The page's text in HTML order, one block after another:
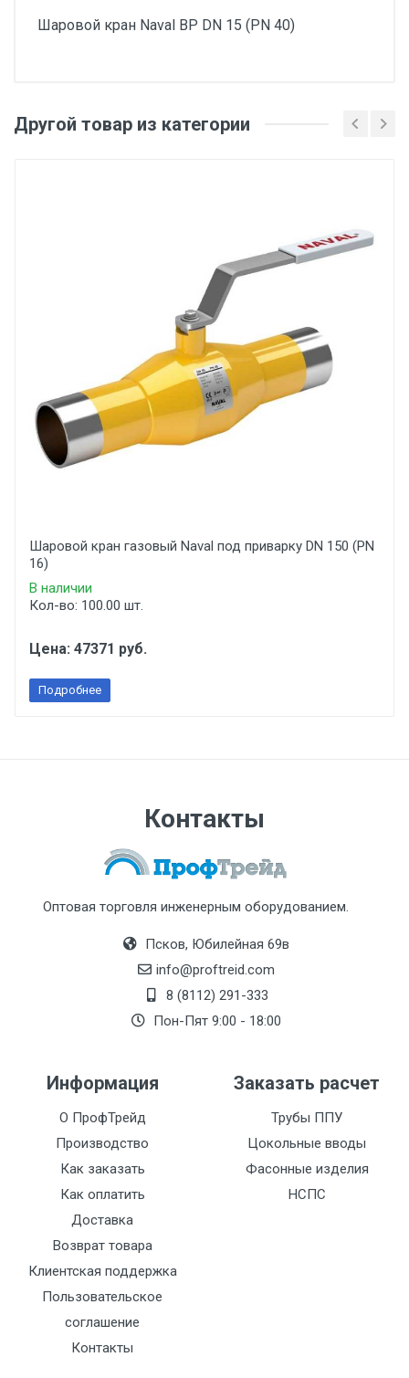
Шаровой кран Naval ВР DN 15 (PN 40)
Другой товар из категории
Шаровой кран газовый Naval под приварку DN 150 (PN
16)
В наличии
Кол-во: 100.00 шт.
Цена: 47371 руб.
Подробнее
Контакты
Оптовая торговля инженерным оборудованием.
Псков, Юбилейная 69в
info@proftreid.com
8 (8112) 291-333
Пон-Пят 9:00 - 18:00
Информация
О ПрофТрейд
Производство
Как заказать
Как оплатить
Доставка
Возврат товара
Клиентская поддержка
Пользовательское
соглашение
Контакты
Заказать расчет
Трубы ППУ
Цокольные вводы
Фасонные изделия
НСПС